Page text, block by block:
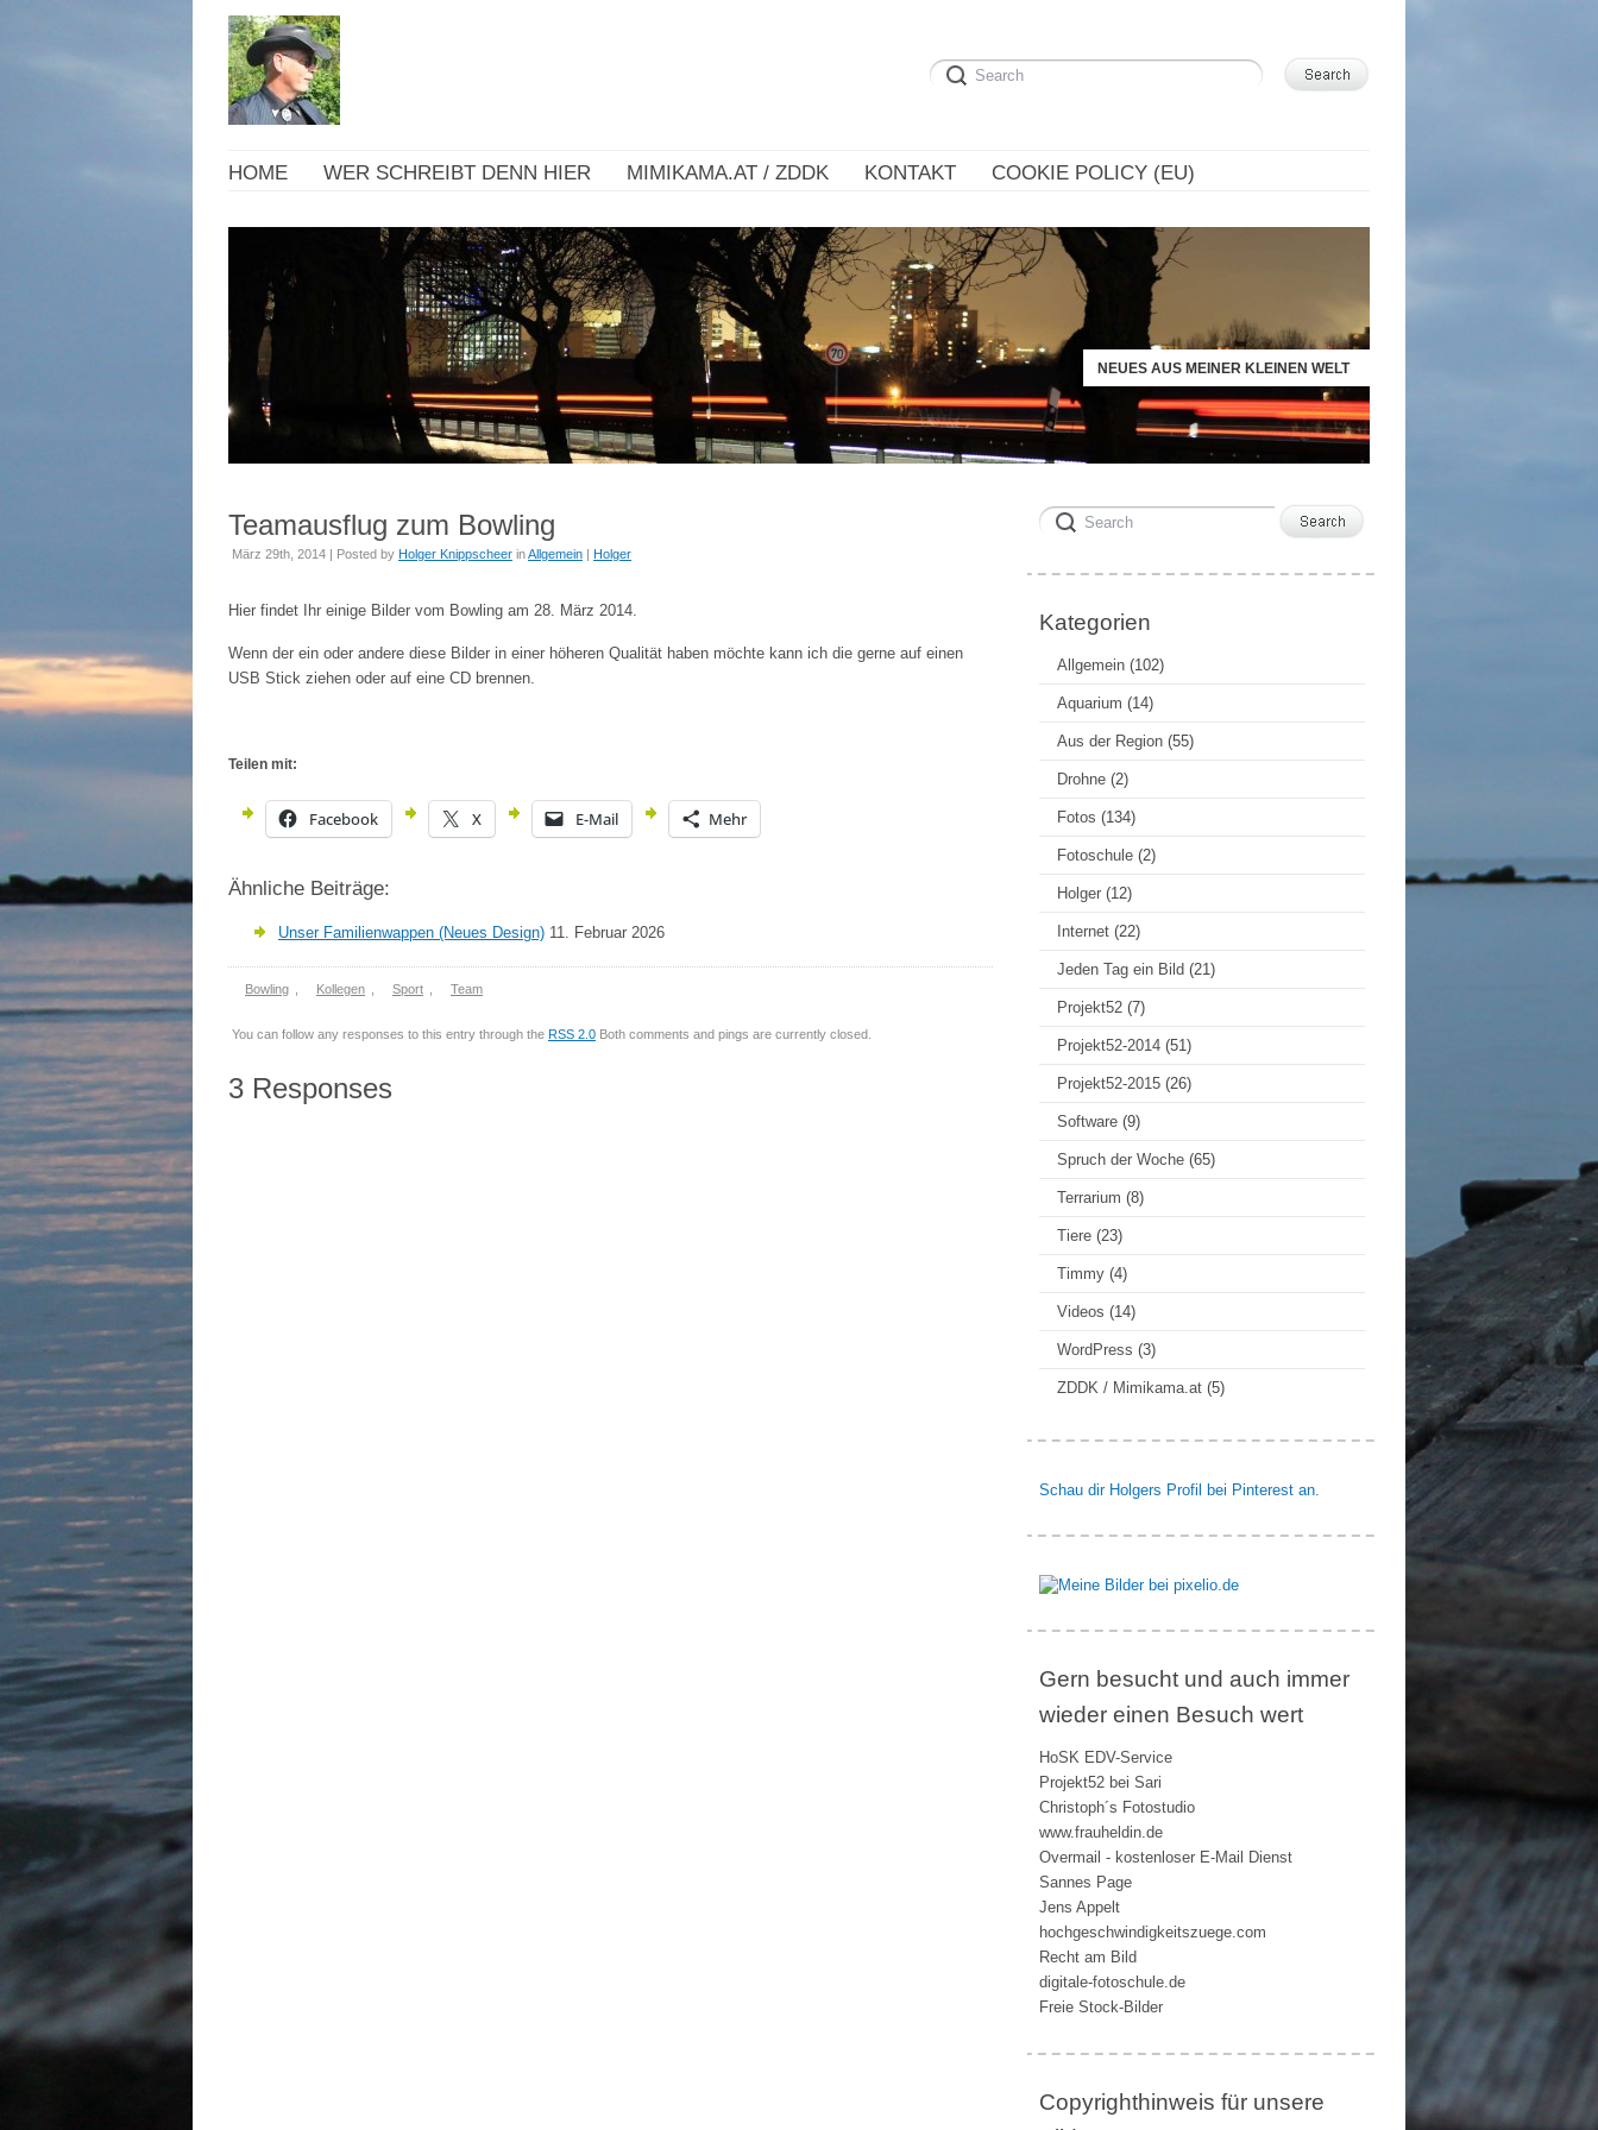
HOME WER SCHREIBT DENN HIER MIMIKAMA.AT / ZDDK KONTAKT COOKIE POLICY (EU)
NEUES AUS MEINER KLEINEN WELT
Teamausflug zum Bowling
März 29th, 2014 | Posted by Holger Knippscheer inAllgemein | Holger
Hier findet Ihr einige Bilder vom Bowling am 28. März 2014.
Wenn der ein oder andere diese Bilder in einer höheren Qualität haben möchte kann ich die gerne auf einen
USB Stick ziehen oder auf eine CD brennen.
Teilen mit:
Facebook X E-Mail Mehr
Ähnliche Beiträge:
Unser Familienwappen (Neues Design) 11. Februar 2026
Bowling Kollegen Sport Team
You can follow any responses to this entry through the RSS 2.0 Both comments and pings are currently closed.
3 Responses
Kategorien
Allgemein (102)
Aquarium (14)
Aus der Region (55)
Drohne (2)
Fotos (134)
Fotoschule (2)
Holger (12)
Internet (22)
Jeden Tag ein Bild (21)
Projekt52 (7)
Projekt52-2014 (51)
Projekt52-2015 (26)
Software (9)
Spruch der Woche (65)
Terrarium (8)
Tiere (23)
Timmy (4)
Videos (14)
WordPress (3)
ZDDK / Mimikama.at (5)
Schau dir Holgers Profil bei Pinterest an.
Gern besucht und auch immer
wieder einen Besuch wert
HoSK EDV-Service
Projekt52 bei Sari
Christoph´s Fotostudio
www.frauheldin.de
Overmail - kostenloser E-Mail Dienst
Sannes Page
Jens Appelt
hochgeschwindigkeitszuege.com
Recht am Bild
digitale-fotoschule.de
Freie Stock-Bilder
Copyrighthinweis für unsere